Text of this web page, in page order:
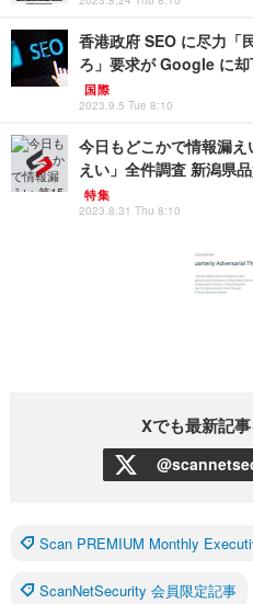
香港政府 SEO に尽力「
ろ」要求が Google に
国際
2023.9.5 Tue 8:10
今日もどこかで情報漏
えい」全件調査 新潟県
特集
2023.8.31 Thu 8:10
Xでも最新記
Scan PREMIUM Monthly
ScanNetSecurity 会員限定記事